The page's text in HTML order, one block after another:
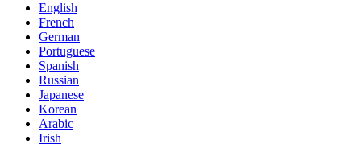
English
French
German
Portuguese
Spanish
Russian
Japanese
Korean
Arabic
Irish